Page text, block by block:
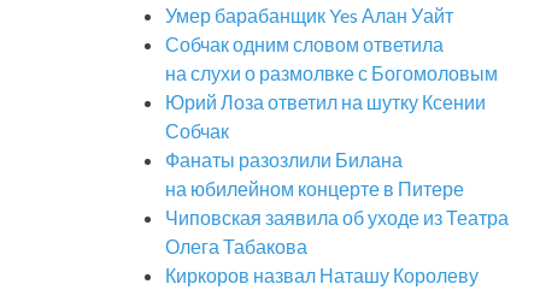
Умер барабанщик Yes Алан Уайт
Собчак одним словом ответила
на слухи о размолвке с Богомоловым
Юрий Лоза ответил на шутку Ксении
Собчак
Фанаты разозлили Билана
на юбилейном концерте в Питере
Чиповская заявила об уходе из Театра
Олега Табакова
Киркоров назвал Наташу Королеву